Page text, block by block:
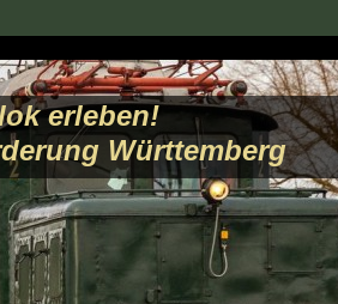
erleben!
Württemberg